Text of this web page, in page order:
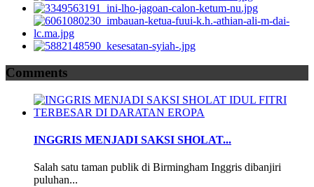
Comments
INGGRIS MENJADI SAKSI SHOLAT...
Salah satu taman publik di Birmingham Inggris dibanjiri
puluhan...